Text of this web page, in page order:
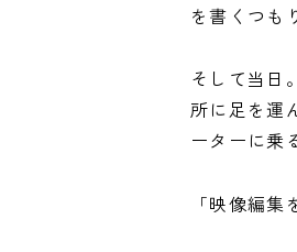
を書くつも
そして当日
所に足を運
ーターに乗
「映像編